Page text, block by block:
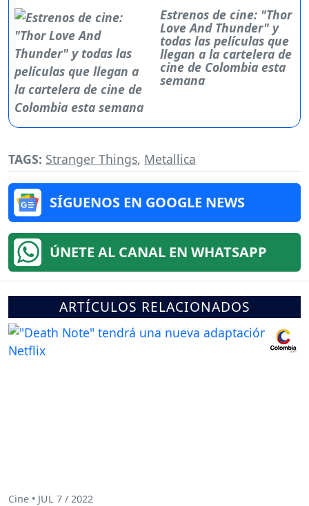
Estrenos de cine: "Thor
Love And Thunder" y
todas las películas que
llegan a la cartelera de
cine de Colombia esta
semana
TAGS: Stranger Things, Metallica
SÍGUENOS EN GOOGLE NEWS
ÚNETE AL CANAL EN WHATSAPP
ARTÍCULOS RELACIONADOS
Cine • JUL 7 / 2022